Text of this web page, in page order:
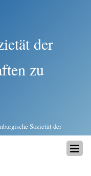
der
zu
Sozietät der